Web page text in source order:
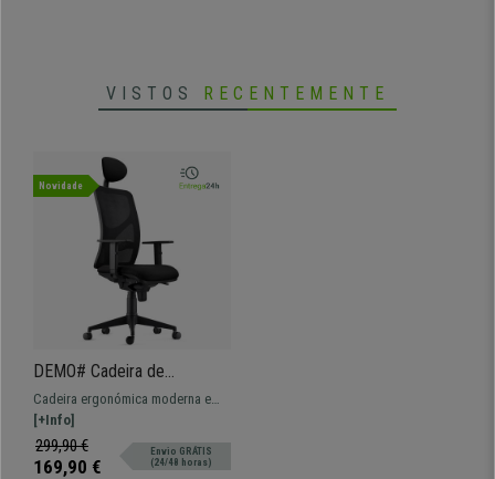
VISTOS RECENTEMENTE
Novidade
DEMO# Cadeira de
Escritório BAIKAL, Braços
Ajustáveis, Apoio Lombar,
Em Pano Preto
Cadeira ergonómica moderna e
confortável, o modelo perfeito
para uso profissional dada a
grande resistência e conforto.
[+Info]
299,90 €
169,90 €
Envio GRÁTIS
(24/48 horas)